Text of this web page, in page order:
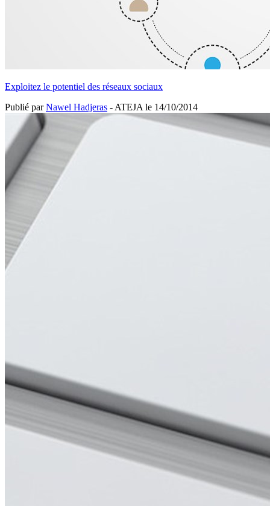
Exploitez le potentiel des réseaux sociaux
Publié parNawel Hadjeras - ATEJA le 14/10/2014